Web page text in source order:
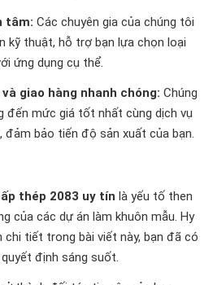
tâm: Các chuyên gia của chúng tôi
kỹ thuật, hỗ trợ bạn lựa chọn loại
ứng dụng cụ thể.
giao hàng nhanh chóng: Chúng
đến mức giá tốt nhất cùng dịch vụ
đảm bảo tiến độ sản xuất của bạn.
thép 2083 uy tín là yếu tố then
của các dự án làm khuôn mẫu. Hy
chi tiết trong bài viết này, bạn đã có
định sáng suốt.